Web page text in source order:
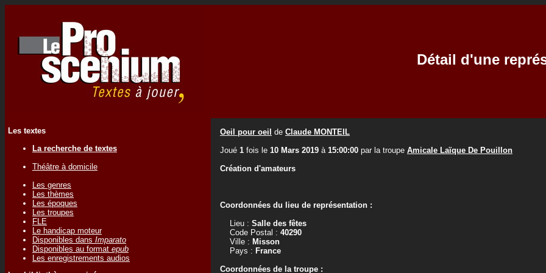
Détail d'une
Les textes
La recherche de textes
Théâtre à domicile
Les genres
Les thèmes
Les époques
Les troupes
FLE
Le handicap moteur
Disponibles dans Imparato
Disponibles au format epub
Les enregistrements audios
Oeil pour oeil de Claude MONTEIL
Joué 1 fois le 10 Mars 2019 à 15:00:00 par la troupe Amicale Laïque De Pouillon
Création d'amateurs
Coordonnées du lieu de représentation :
Lieu : Salle des fêtes
Code Postal : 40290
Ville : Misson
Pays : France
Coordonnées de la troupe :